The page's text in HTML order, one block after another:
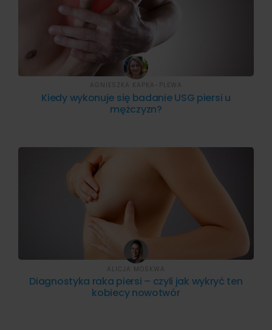
Kiedy wykonuje się badanie USG piersi u
mężczyzn?
AGNIESZKA KAPKA-PLEWA
Diagnostyka raka piersi – czyli jak wykryć ten
kobiecy nowotwór
ALICJA MOSKWA